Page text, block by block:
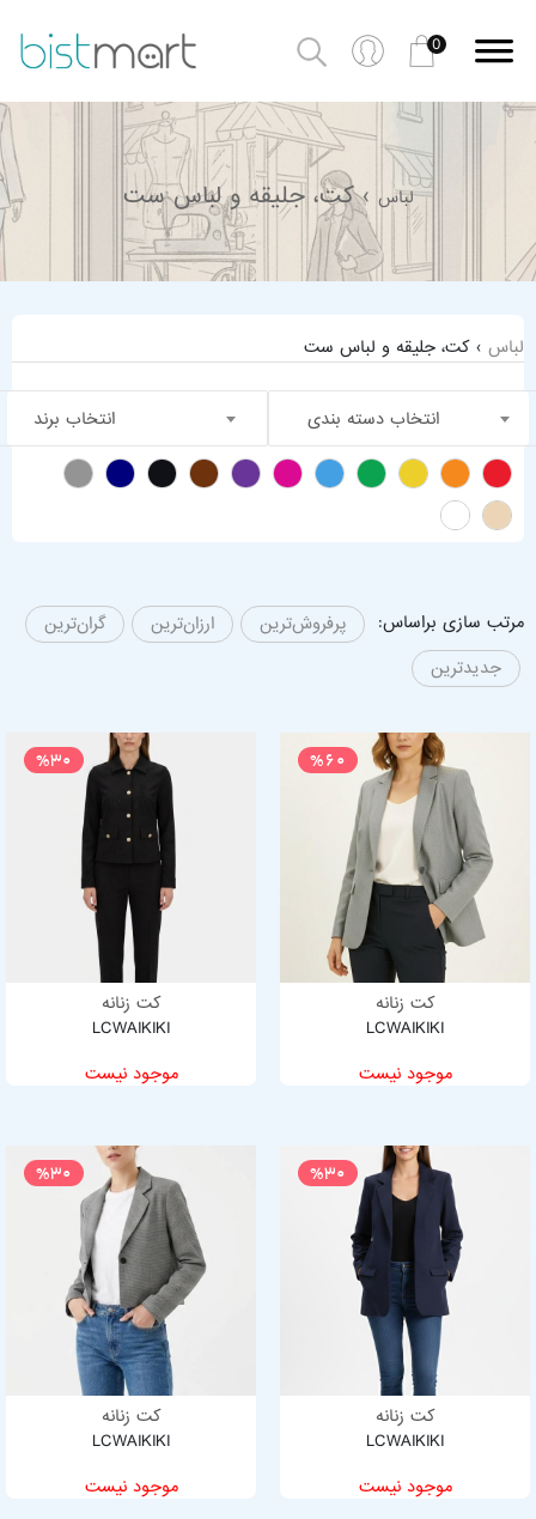
0
لباس › کت، جلیقه و لباس ست
لباس › کت، جلیقه و لباس ست
انتخاب دسته بندی انتخاب برند
مرتب سازی براساس: پرفروش‌ترین ارزان‌ترین
گران‌ترین
جدیدترین
%60
کت زنانه
LCWAIKIKI
موجود نیست
%30
کت زنانه
LCWAIKIKI
موجود نیست
%30
کت زنانه
LCWAIKIKI
موجود نیست
%30
کت زنانه
LCWAIKIKI
موجود نیست